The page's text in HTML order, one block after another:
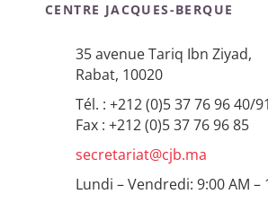
CENTRE JACQUES-BERQUE
35 avenue Tariq Ibn Ziyad,
Rabat, 10020
Tél. : +212 (0)5 37 76 96 40/91
Fax : +212 (0)5 37 76 96 85
secretariat@cjb.ma
Lundi – Vendredi: 9:00 AM –